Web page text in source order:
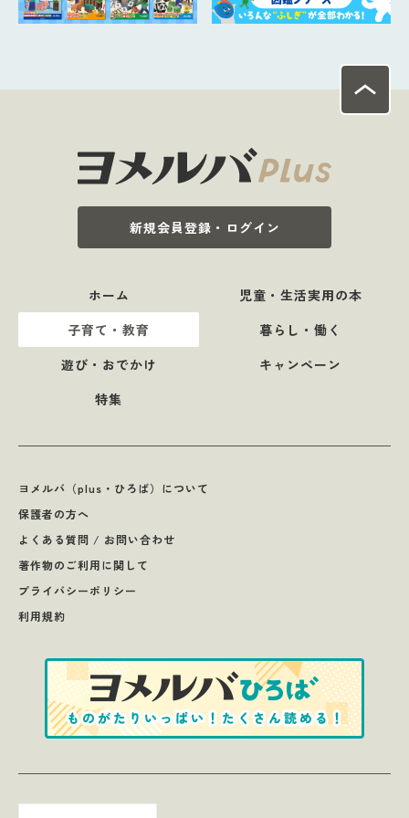
新規会員登録・ログイン
ホーム
児童・生活実用の本
子育て・教育
暮らし・働く
遊び・おでかけ
キャンペーン
特集
ヨメルバ（plus・ひろば）について
保護者の方へ
よくある質問 / お問い合わせ
著作物のご利用に関して
プライバシーポリシー
利用規約